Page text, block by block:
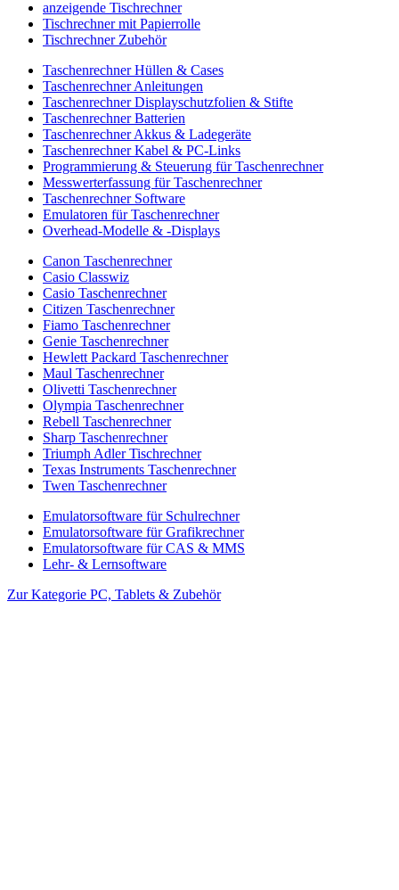
anzeigende Tischrechner
Tischrechner mit Papierrolle
Tischrechner Zubehör
Taschenrechner Hüllen & Cases
Taschenrechner Anleitungen
Taschenrechner Displayschutzfolien & Stifte
Taschenrechner Batterien
Taschenrechner Akkus & Ladegeräte
Taschenrechner Kabel & PC-Links
Programmierung & Steuerung für Taschenrechner
Messwerterfassung für Taschenrechner
Taschenrechner Software
Emulatoren für Taschenrechner
Overhead-Modelle & -Displays
Canon Taschenrechner
Casio Classwiz
Casio Taschenrechner
Citizen Taschenrechner
Fiamo Taschenrechner
Genie Taschenrechner
Hewlett Packard Taschenrechner
Maul Taschenrechner
Olivetti Taschenrechner
Olympia Taschenrechner
Rebell Taschenrechner
Sharp Taschenrechner
Triumph Adler Tischrechner
Texas Instruments Taschenrechner
Twen Taschenrechner
Emulatorsoftware für Schulrechner
Emulatorsoftware für Grafikrechner
Emulatorsoftware für CAS & MMS
Lehr- & Lernsoftware
Zur Kategorie PC, Tablets & Zubehör